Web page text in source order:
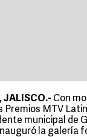
JALISCO.- Con
Premios MTV
municipal de
la galería